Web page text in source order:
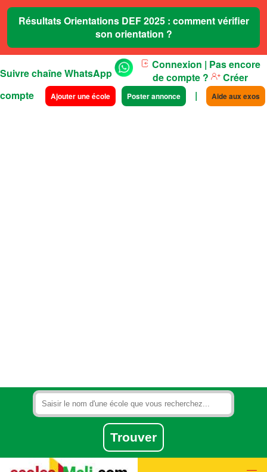
Résultats Orientations DEF 2025 : comment vérifier
son orientation ?
Suivre chaîne WhatsApp
Connexion | Pas encore
de compte ?
Créer
compte
Ajouter une école Poster annonce | Aide aux exos